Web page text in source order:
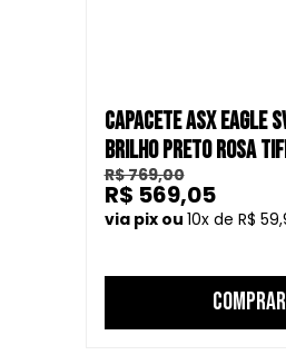
CAPACETE ASX EAGLE
BRILHO PRETO ROSA
R$ 769,00
10
R$
R$ 569,05
COMPRAR